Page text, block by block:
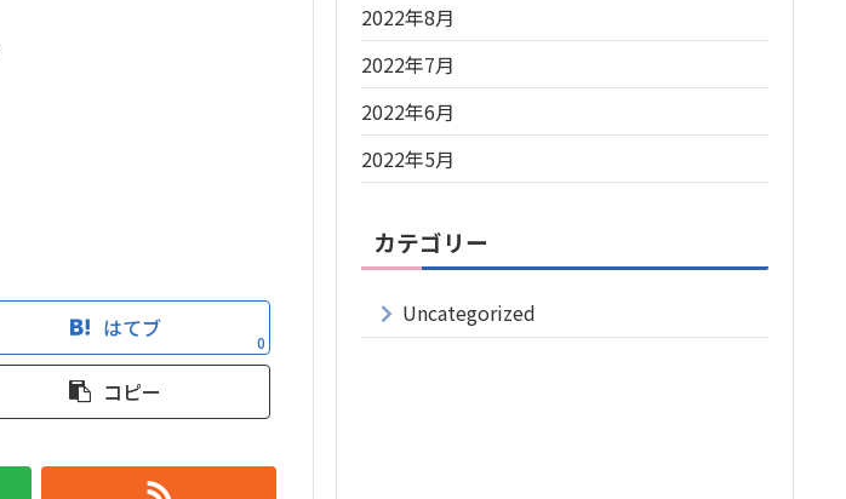
はてブ 0
コピー
2022年8月
2022年7月
2022年6月
2022年5月
カテゴリー
Uncategorized